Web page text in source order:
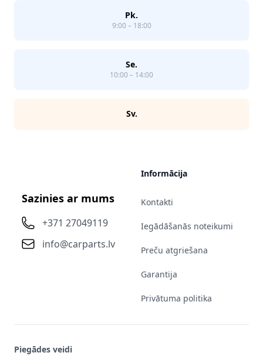
Pk.
9:00 – 18:00
Se.
10:00 – 14:00
Sv.
Sazinies ar mums
+371 27049119
info@carparts.lv
Informācija
Kontakti
Iegādāšanās noteikumi
Preču atgriešana
Garantija
Privātuma politika
Piegādes veidi